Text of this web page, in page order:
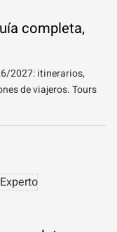
completa,
2027: itinerarios,
de viajeros. Tours